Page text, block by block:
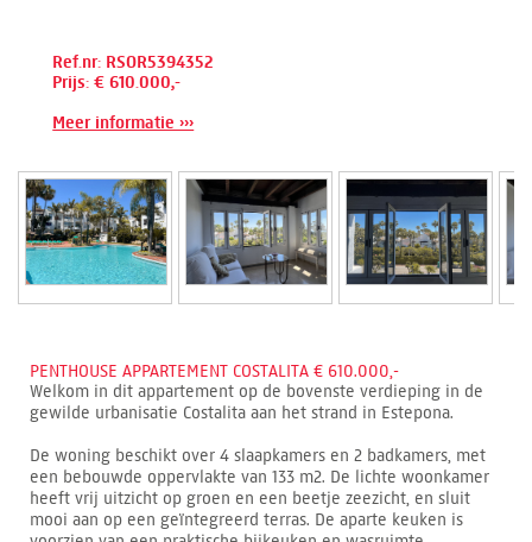
Ref.nr: RSOR5394352
Prijs: € 610.000,-
Meer informatie ›››
PENTHOUSE APPARTEMENT COSTALITA € 610.000,-
Welkom in dit appartement op de bovenste verdieping in de
gewilde urbanisatie Costalita aan het strand in Estepona.
De woning beschikt over 4 slaapkamers en 2 badkamers, met
een bebouwde oppervlakte van 133 m2. De lichte woonkamer
heeft vrij uitzicht op groen en een beetje zeezicht, en sluit
mooi aan op een geïntegreerd terras. De aparte keuken is